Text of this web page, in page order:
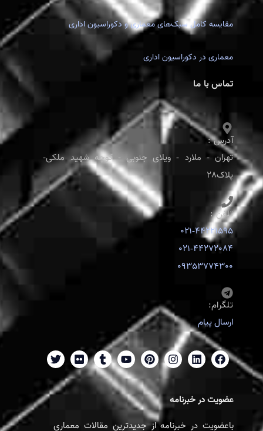
مقایسه کامل سبک‌های معماری و دکوراسیون اداری
معماری در دکوراسیون اداری
تماس با ما
آدرس :
تهران - ملارد - ویلای جنوبی - کوچه شهید ملکی-
پلاک28
تلفن :
021-44221595
021-44272084
09353774300
تلگرام:
ارسال پیام
عضویت در خبرنامه
باعضویت در خبرنامه از جدیدترین مقالات معماری